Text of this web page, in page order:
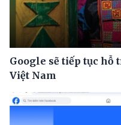
Google sẽ tiếp tục hỗ
Việt Nam